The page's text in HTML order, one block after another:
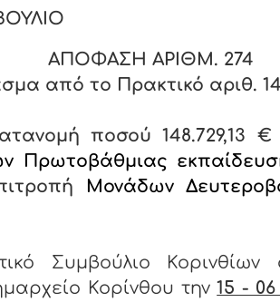
ΑΠΟΦΑΣΗ ΑΡΙΘΜ. 274
από το Πρακτικό αριθ. 14/
ποσού 148.729,13
Πρωτοβάθμιας
Μονάδων
Συμβούλιο Κορινθίων
Κορίνθου την15 - 06